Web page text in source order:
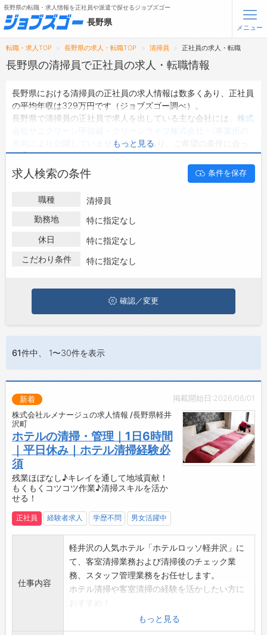
無料会員登録 ログイン
メニュー
トップ
タップで簡単に求人を探す
【初めての方へ】
長野県の求人検索で選ばれる理由
転職支援サービス
お問い合わせ
よくあるご質問
長野県の転職・求人情報を正社員や派遣で探せるジョブズゴー
長野県
メニュー
転職・求人TOP 長野県の求人・転職TOP 清掃員 正社員の求人・転職
長野県の清掃員で正社員の求人・転職情報
長野県における清掃員の正社員の求人情報は数多くあり、正社員
の平均年収は329万円です（ジョブズゴー調べ）。
長野県で清掃員の正社員で求人を出している主な会社には、 株式
意向により公開していません)などがあり、ご希望の条件に合っ
た求人を探すことできます。
長野県の地域密着型の求人サイトであるジョブズゴーでは長野県
の正社員として働ける清掃員の求人情報を45件取り扱っていま
ハローワークにはない求人も多数扱っており、転職だけでなく、
第二新卒から50代・60代以上の方の再就職も可能です。 長野県
のある職種に応募してみてくださいね。
もっと見る
求人検索の条件 条件を保存
職種
清掃員
勤務地
特に指定なし
休日
特に指定なし
こだわり条件
特に指定なし
確認／変更
61件中、 1〜30件を表示
掲載開始日:2026/08/01
新着
株式会社ルメナージュの求人情報 /長野県軽井
沢町
ホテルの清掃・管理｜1日6時間
｜平日休み｜ホテル清掃経験必
須
残業ほぼなし♪キレイを通して地域貢献！
もくもくコツコツ作業♪清掃スキルを活か
せる！
正社員 経験者求人 学歴不問 男女活躍中
仕事内容
軽井沢の人気ホテル「ホテルロッソ軽井沢」に
て、客室清掃業務および清掃後のチェック業
務、スタッフ管理業務をお任せします。
ホテル清掃や客室清掃の経験を活かしたい方に
全33部屋程度のホテルを6名体制で担当するた
め、一部屋一部屋丁寧に清掃へ取り組める環境
もっと見る